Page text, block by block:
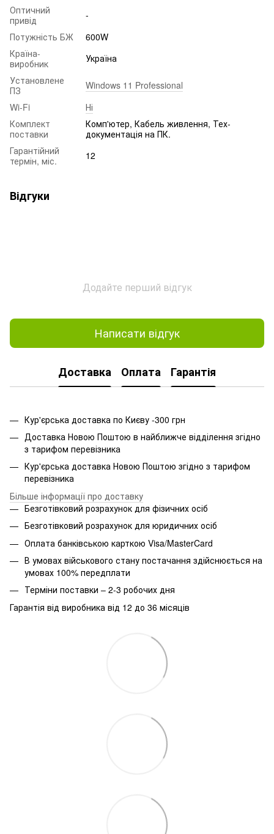
Оптичний
привід
-
Потужність БЖ
600W
Країна-
виробник
Україна
Установлене
ПЗ
Windows 11 Professional
Wi-Fi
Ні
Комплект
поставки
Комп'ютер, Кабель живлення, Тех-
документація на ПК.
Гарантійний
термін, міс.
12
Відгуки
Додайте перший відгук
Написати відгук
Доставка Оплата Гарантія
Кур'єрська доставка по Києву -300 грн
Доставка Новою Поштою в найближче відділення згідно
з тарифом перевізника
Кур'єрська доставка Новою Поштою згідно з тарифом
перевізника
Більше інформації про доставку
Безготівковий розрахунок для фізичних осіб
Безготівковий розрахунок для юридичних осіб
Оплата банківською карткою Visa/MasterCard
В умовах військового стану постачання здійснюється на
умовах 100% передплати
Терміни поставки – 2-3 робочих дня
Гарантія від виробника від 12 до 36 місяців